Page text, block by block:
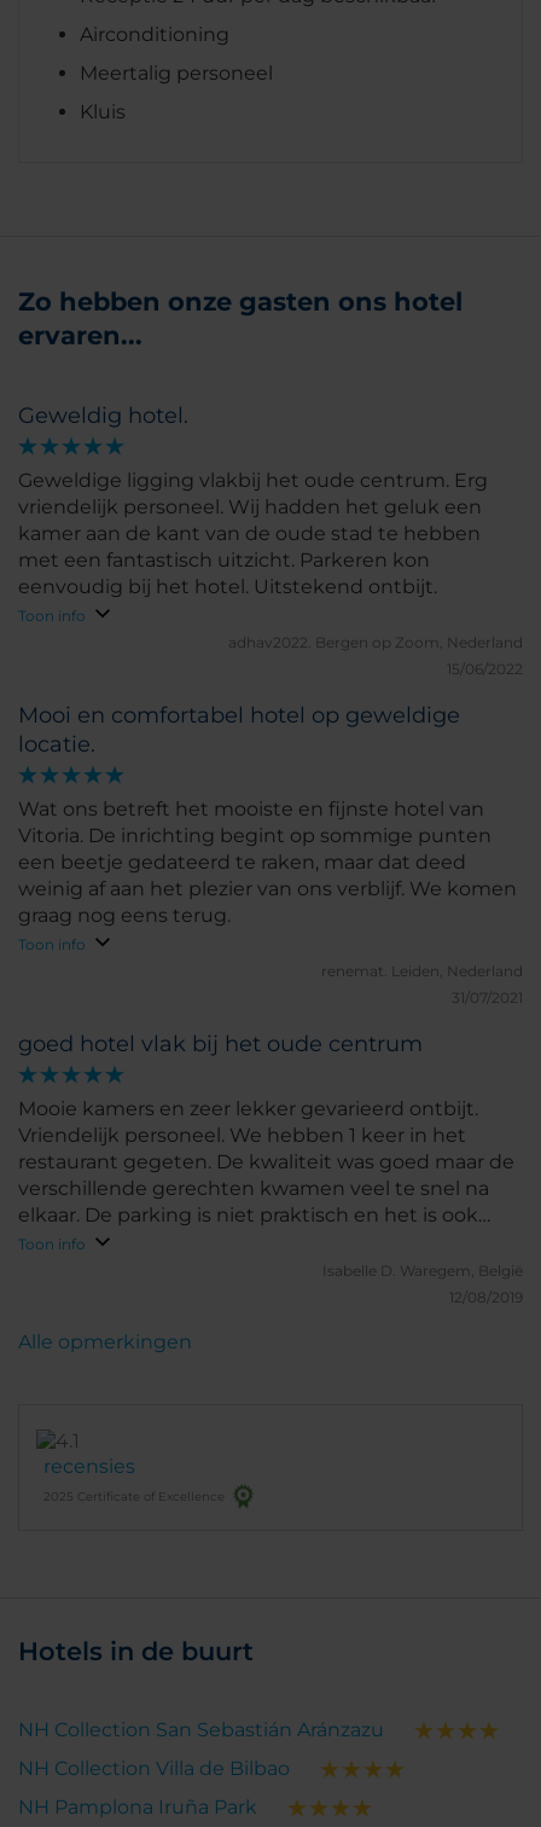
Airconditioning
Meertalig personeel
Kluis
Zo hebben onze gasten ons hotel
ervaren...
Geweldig hotel.
Geweldige ligging vlakbij het oude centrum. Erg
vriendelijk personeel. Wij hadden het geluk een
kamer aan de kant van de oude stad te hebben
met een fantastisch uitzicht. Parkeren kon
eenvoudig bij het hotel. Uitstekend ontbijt.
Toon info
adhav2022. Bergen op Zoom, Nederland
15/06/2022
Mooi en comfortabel hotel op geweldige
locatie.
Wat ons betreft het mooiste en fijnste hotel van
Vitoria. De inrichting begint op sommige punten
een beetje gedateerd te raken, maar dat deed
weinig af aan het plezier van ons verblijf. We komen
graag nog eens terug.
Toon info
renemat. Leiden, Nederland
31/07/2021
goed hotel vlak bij het oude centrum
Mooie kamers en zeer lekker gevarieerd ontbijt.
Vriendelijk personeel. We hebben 1 keer in het
restaurant gegeten. De kwaliteit was goed maar de
verschillende gerechten kwamen veel te snel na
elkaar. De parking is niet praktisch en het is ook
jammer dat je je plaats niet direct bij de boeking
kan reserveren, waardoor we de eerste avond onze
auto in een andere parking moesten gaan plaatsen.
Toon info
Isabelle D. Waregem, België
12/08/2019
recensies
2025 Certificate of Excellence
Alle opmerkingen
Hotels in de buurt
NH Collection San Sebastián Aránzazu
NH Collection Villa de Bilbao
NH Pamplona Iruña Park